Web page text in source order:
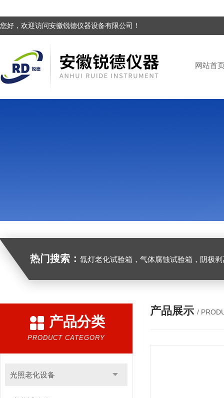
您好，欢迎访问安徽锐德仪器设备有限公司！
网站首
热门搜索： 氙灯老化试验箱，气体腐蚀试验箱，阴极剥离试验箱，防水防尘试验箱，盐雾箱，
产品分类
PRODUCT CATEGORY
光照老化设备
产品展示 /